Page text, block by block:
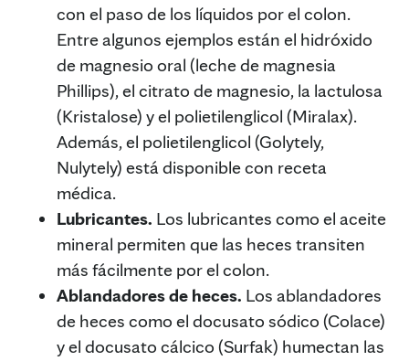
con el paso de los líquidos por el colon.
Entre algunos ejemplos están el hidróxido
de magnesio oral (leche de magnesia
Phillips), el citrato de magnesio, la lactulosa
(Kristalose) y el polietilenglicol (Miralax).
Además, el polietilenglicol (Golytely,
Nulytely) está disponible con receta
médica.
Lubricantes. Los lubricantes como el aceite
mineral permiten que las heces transiten
más fácilmente por el colon.
Ablandadores de heces. Los ablandadores
de heces como el docusato sódico (Colace)
y el docusato cálcico (Surfak) humectan las